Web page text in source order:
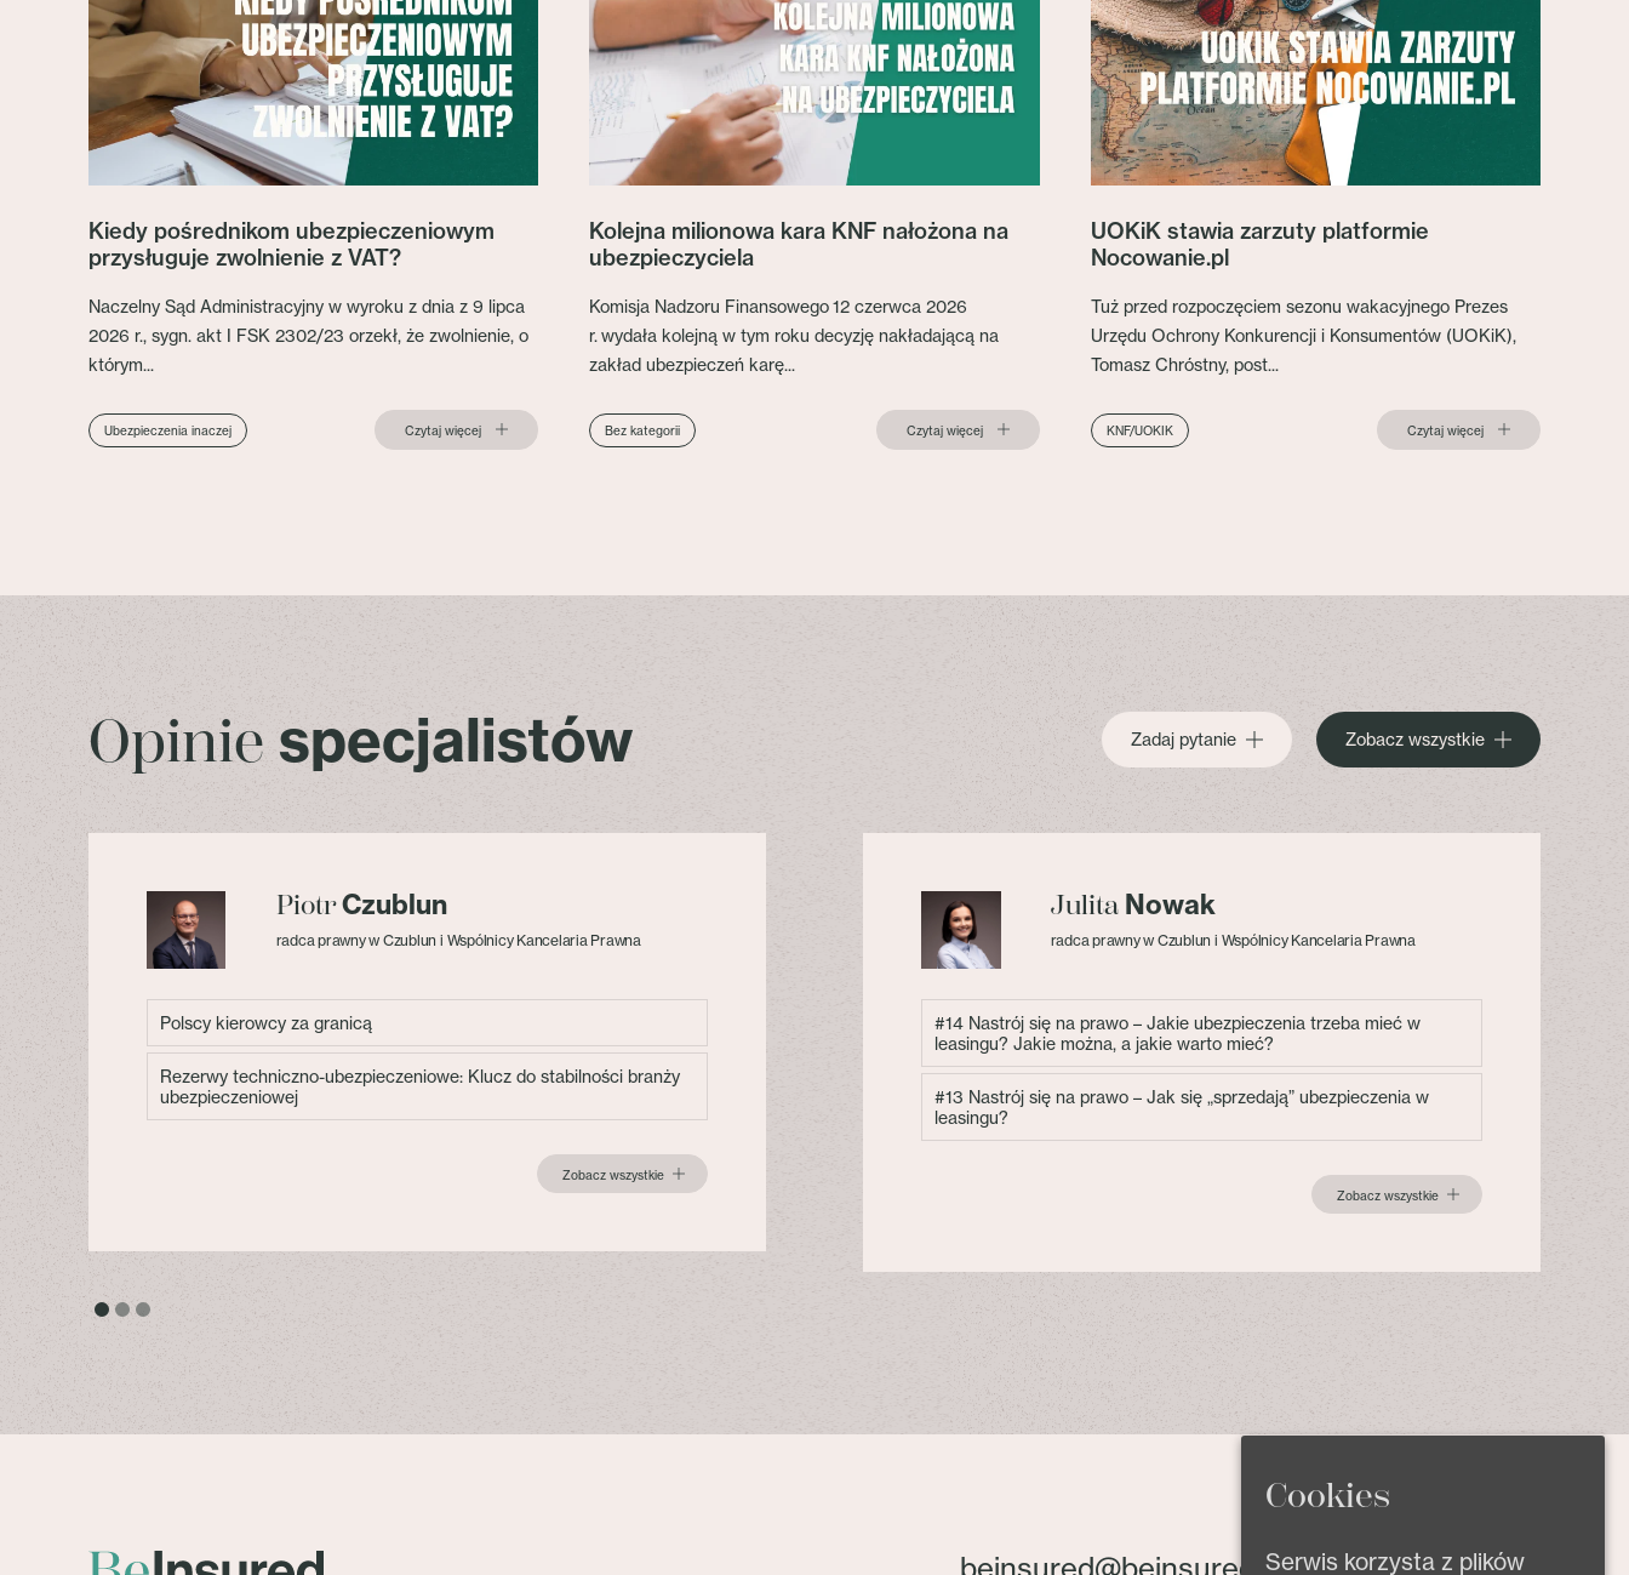
Kiedy pośrednikom ubezpieczeniowym
przysługuje zwolnienie z VAT?
Naczelny Sąd Administracyjny w wyroku z dnia z 9 lipca
2026 r., sygn. akt I FSK 2302/23 orzekł, że zwolnienie, o
którym...
Ubezpieczenia inaczej Czytaj więcej
Kolejna milionowa kara KNF nałożona na
ubezpieczyciela
Komisja Nadzoru Finansowego 12 czerwca 2026
r. wydała kolejną w tym roku decyzję nakładającą na
zakład ubezpieczeń karę...
Bez kategorii Czytaj więcej
UOKiK stawia zarzuty platformie
Nocowanie.pl
Tuż przed rozpoczęciem sezonu wakacyjnego Prezes
Urzędu Ochrony Konkurencji i Konsumentów (UOKiK),
Tomasz Chróstny, post...
KNF/UOKIK Czytaj więcej
Opinie specjalistów Zadaj pytanie Zobacz wszystkie
PiotrCzublun
radca prawny w Czublun i Wspólnicy Kancelaria Prawna
Polscy kierowcy za granicą
Rezerwy techniczno-ubezpieczeniowe: Klucz do stabilności branży
ubezpieczeniowej
Zobacz wszystkie
Julita Nowak
radca prawny w Czublun i Wspólnicy Kancelaria Prawna
#14 Nastrój się na prawo – Jakie ubezpieczenia trzeba mieć w
leasingu? Jakie można, a jakie warto mieć?
#13 Nastrój się na prawo – Jak się „sprzedają” ubezpieczenia w
leasingu?
Zobacz wszystkie
Cookies
Serwis korzysta z plików